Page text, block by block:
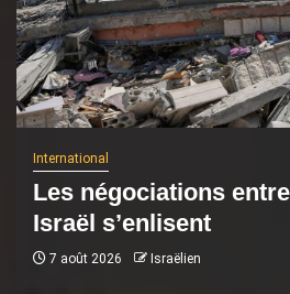
International
Les négociations
Israël s’enlisent
7 août 2026 Israëlien